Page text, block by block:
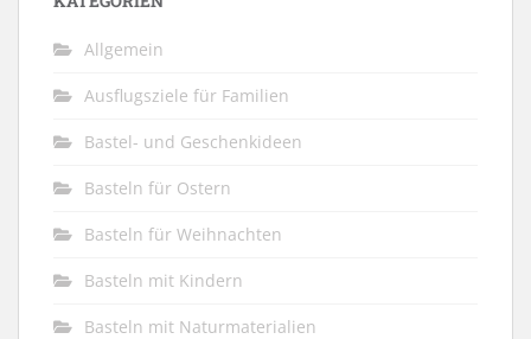
Allgemein
Ausflugsziele für Familien
Bastel- und Geschenkideen
Basteln für Ostern
Basteln für Weihnachten
Basteln mit Kindern
Basteln mit Naturmaterialien